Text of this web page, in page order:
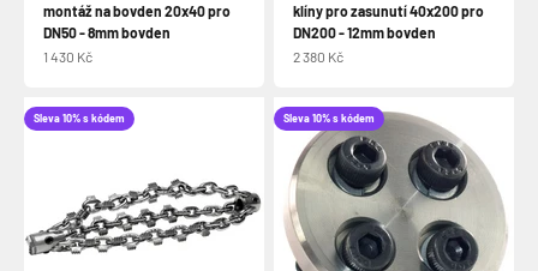
montáž na bovden 20x40 pro
DN50 - 8mm bovden
Prodejní cena
1 430 Kč
klíny pro zasunutí 40x200 pro
DN200 - 12mm bovden
Prodejní cena
2 380 Kč
Sleva 10% s kódem Sleva 10% s kódem